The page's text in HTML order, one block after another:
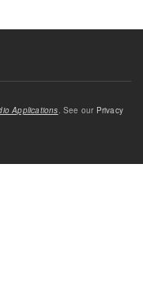
Applications. See our Privacy